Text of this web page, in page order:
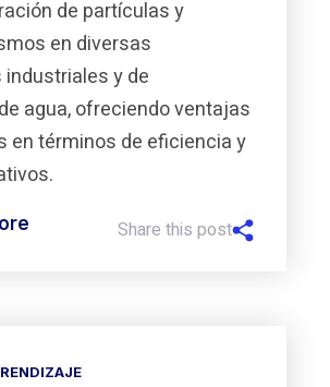
de partículas y
en diversas
y de
agua, ofreciendo ventajas
en términos de eficiencia y
Share this post